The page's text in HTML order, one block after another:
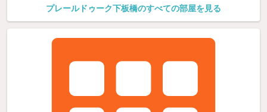
プレールドゥーク下板橋のすべての部屋を見る